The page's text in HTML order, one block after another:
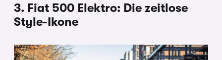
3. Fiat 500 Elektro: Die zeitlose
Style-Ikone